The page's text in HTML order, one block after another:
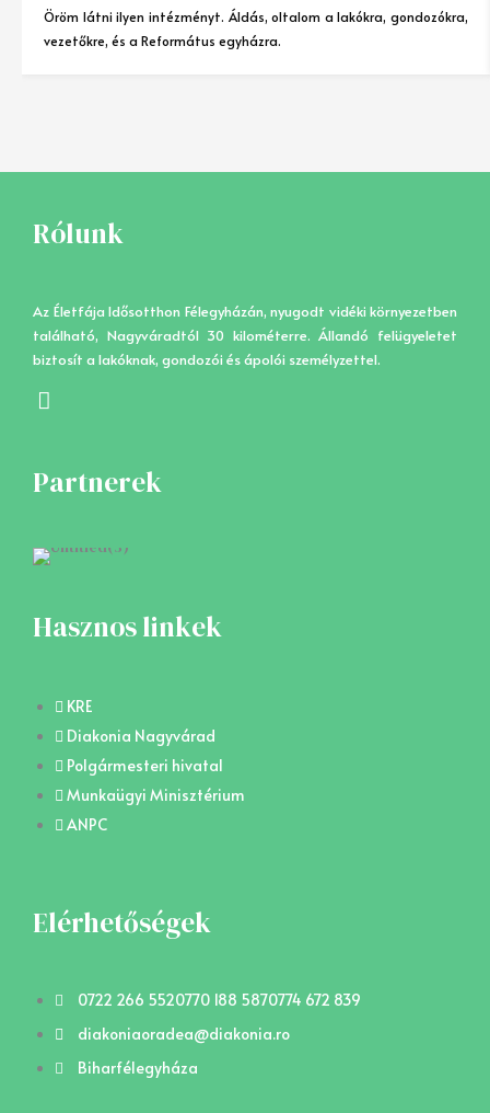
Öröm látni ilyen intézményt. Áldás, oltalom a lakókra, gondozókra,
vezetőkre, és a Református egyházra.
Rólunk
Az Életfája Idősotthon Félegyházán, nyugodt vidéki környezetben
található, Nagyváradtól 30 kilométerre. Állandó felügyeletet
biztosít a lakóknak, gondozói és ápolói személyzettel.
F
e
b
k
Partnerek
Hasznos linkek
KRE
Diakonia Nagyvárad
Polgármesteri hivatal
Munkaügyi Minisztérium
ANPC
Elérhetőségek
0722 266 5520770 188 5870774 672 839
diakoniaoradea@diakonia.ro
Biharfélegyháza